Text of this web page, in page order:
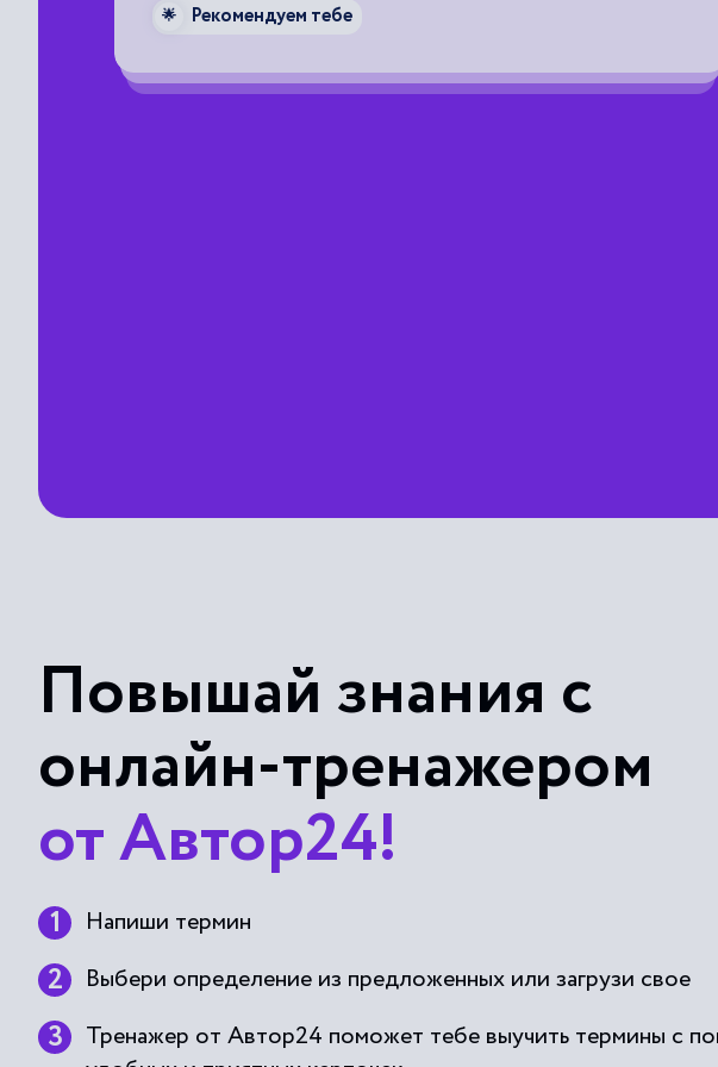
🌟 Рекомендуем тебе
Повышай знания с
онлайн-тренажером
от Автор24!
Напиши термин
Выбери определение из предложенных или загрузи свое
Тренажер от Автор24 поможет тебе выучить термины с